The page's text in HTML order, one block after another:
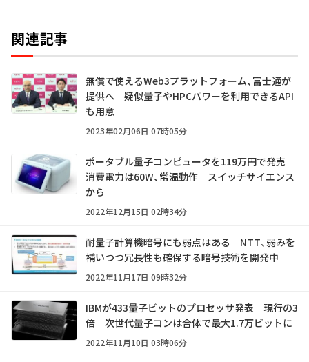
関連記事
無償で使えるWeb3プラットフォーム、富士通が
提供へ 疑似量子やHPCパワーを利用できるAPI
も用意
2023年02月06日 07時05分
ポータブル量子コンピュータを119万円で発売
消費電力は60W、常温動作 スイッチサイエンス
から
2022年12月15日 02時34分
耐量子計算機暗号にも弱点はある NTT、弱みを
補いつつ冗長性も確保する暗号技術を開発中
2022年11月17日 09時32分
IBMが433量子ビットのプロセッサ発表 現行の3
倍 次世代量子コンは合体で最大1.7万ビットに
2022年11月10日 03時06分